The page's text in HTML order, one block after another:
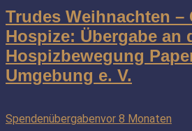
Trudes Weihnachten –
Hospize: Übergabe an
Hospizbewegung
Umgebung e. V.
Spendenübergabenvor 8 Monaten